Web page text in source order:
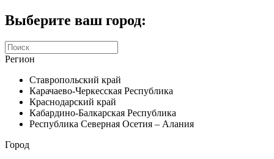
Выберите ваш город:
Регион
Ставропольский край
Карачаево-Черкесская Республика
Краснодарский край
Кабардино-Балкарская Республика
Республика Северная Осетия – Алания
Город